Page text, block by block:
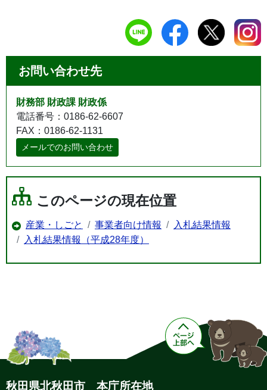
お問い合わせ先
財務部 財政課 財政係
電話番号：0186-62-6607
FAX：0186-62-1131
メールでのお問い合わせ
このページの現在位置
産業・しごと 事業者向け情報
入札結果情報
入札結果情報（平成28年度）
秋田県北秋田市 本庁所在地